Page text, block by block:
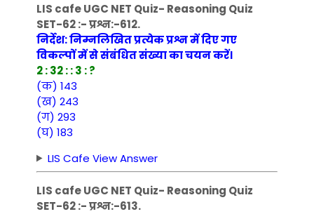
LIS cafe UGC NET Quiz- Reasoning Quiz
SET-62 :- प्रश्न:-612.
निर्देश: निम्नलिखित प्रत्येक प्रश्न में दिए गए
विकल्पों में से संबंधित संख्या का चयन करें।
2 : 32 : : 3 : ?
(क) 143
(ख) 243
(ग) 293
(घ) 183
LIS Cafe View Answer
LIS cafe UGC NET Quiz- Reasoning Quiz
SET-62 :- प्रश्न:-613.